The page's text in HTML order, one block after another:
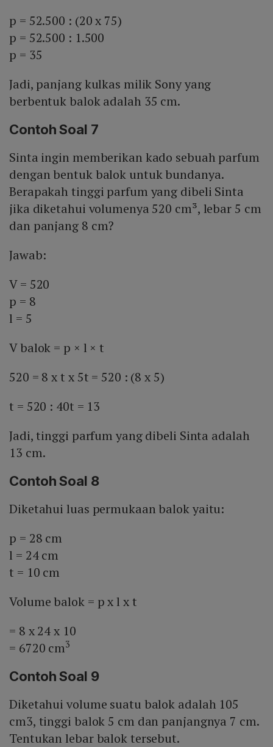
p = 52.500 : (20 x 75)
p = 52.500 : 1.500
p = 35
Jadi, panjang kulkas milik Sony yang
berbentuk balok adalah 35 cm.
Contoh Soal 7
Sinta ingin memberikan kado sebuah parfum
dengan bentuk balok untuk bundanya.
Berapakah tinggi parfum yang dibeli Sinta
jika diketahui volumenya 520 cm³, lebar 5 cm
dan panjang 8 cm?
Jawab:
V = 520
p = 8
l = 5
V balok = p × l × t
520 = 8 x t x 5t = 520 : (8 x 5)
t = 520 : 40t = 13
Jadi, tinggi parfum yang dibeli Sinta adalah
13 cm.
Contoh Soal 8
Diketahui luas permukaan balok yaitu:
p = 28 cm
l = 24 cm
t = 10 cm
Volume balok = p x l x t
= 8 x 24 x 10
= 6720 cm3
Contoh Soal 9
Diketahui volume suatu balok adalah 105
cm3, tinggi balok 5 cm dan panjangnya 7 cm.
Tentukan lebar balok tersebut.